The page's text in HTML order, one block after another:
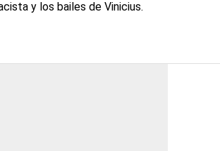
y los bailes de Vinicius.